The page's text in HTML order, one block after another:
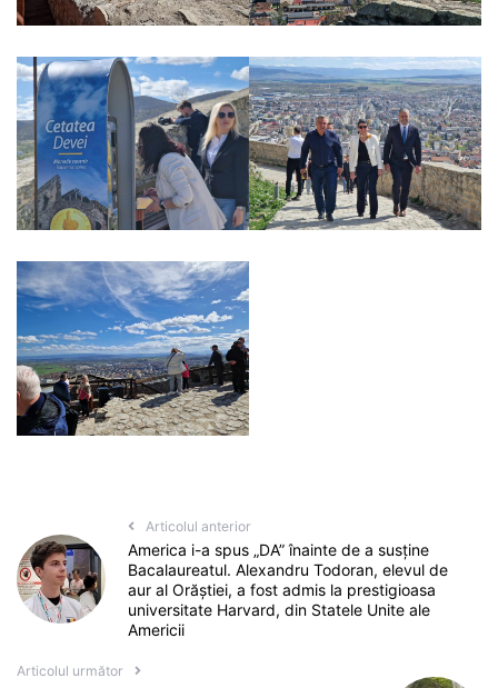
Articolul anterior
America i-a spus „DA” înainte de a susține
Bacalaureatul. Alexandru Todoran, elevul de
aur al Orăștiei, a fost admis la prestigioasa
universitate Harvard, din Statele Unite ale
Americii
Articolul următor